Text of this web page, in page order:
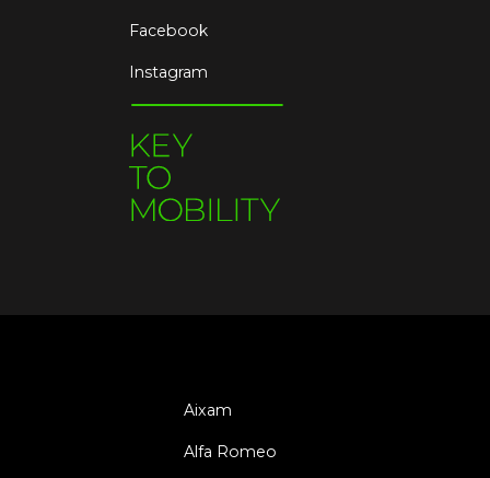
Facebook
Instagram
Aixam
Alfa Romeo